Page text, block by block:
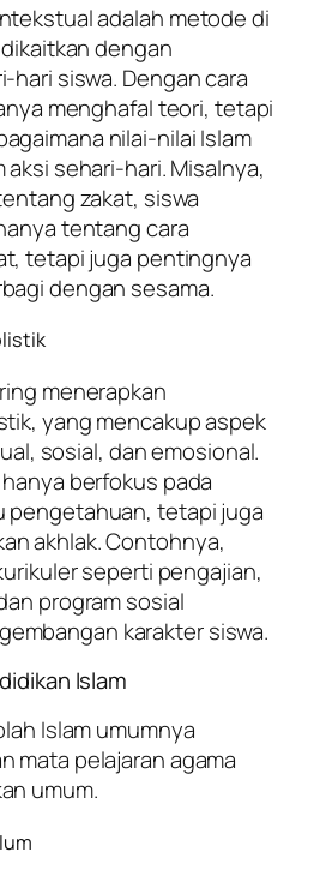
adalah metode di
dengan
hari siswa. Dengan cara
menghafal teori, tetapi
nilai-nilai Islam
sehari-hari. Misalnya,
zakat, siswa
tentang cara
tetapi juga pentingnya
dengan sesama.
menerapkan
yang mencakup aspek
sosial, dan emosional.
berfokus pada
pengetahuan, tetapi juga
akhlak. Contohnya,
seperti pengajian,
program sosial
karakter siswa.
Islam
Islam umumnya
mata pelajaran agama
umum.